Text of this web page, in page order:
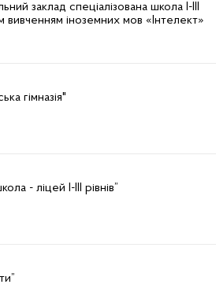
заклад спеціалізована школа І-ІІІ
вивченням іноземних мов «Інтелект»
гімназія"
- ліцей І-ІІІ рівнів”